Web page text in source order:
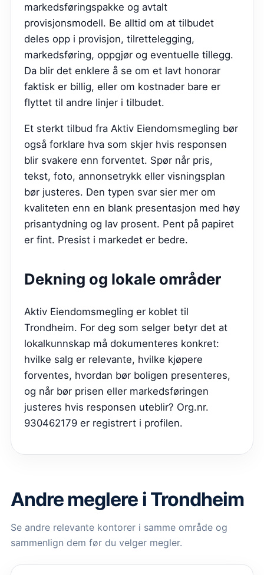
markedsføringspakke og avtalt
provisjonsmodell. Be alltid om at tilbudet
deles opp i provisjon, tilrettelegging,
markedsføring, oppgjør og eventuelle tillegg.
Da blir det enklere å se om et lavt honorar
faktisk er billig, eller om kostnader bare er
flyttet til andre linjer i tilbudet.
Et sterkt tilbud fra Aktiv Eiendomsmegling bør
også forklare hva som skjer hvis responsen
blir svakere enn forventet. Spør når pris,
tekst, foto, annonsetrykk eller visningsplan
bør justeres. Den typen svar sier mer om
kvaliteten enn en blank presentasjon med høy
prisantydning og lav prosent. Pent på papiret
er fint. Presist i markedet er bedre.
Dekning og lokale områder
Aktiv Eiendomsmegling er koblet til
Trondheim. For deg som selger betyr det at
lokalkunnskap må dokumenteres konkret:
hvilke salg er relevante, hvilke kjøpere
forventes, hvordan bør boligen presenteres,
og når bør prisen eller markedsføringen
justeres hvis responsen uteblir? Org.nr.
930462179 er registrert i profilen.
Andre meglere i Trondheim
Se andre relevante kontorer i samme område og
sammenlign dem før du velger megler.